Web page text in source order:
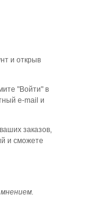
и открыв
"Войти" в
e-mail и
заказов,
и сможете